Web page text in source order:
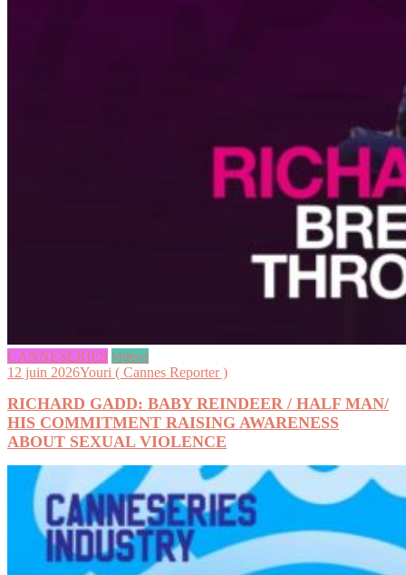
CANNESERIES videos
12 juin 2026Youri ( Cannes Reporter )
RICHARD GADD: BABY REINDEER / HALF MAN/
HIS COMMITMENT RAISING AWARENESS
ABOUT SEXUAL VIOLENCE